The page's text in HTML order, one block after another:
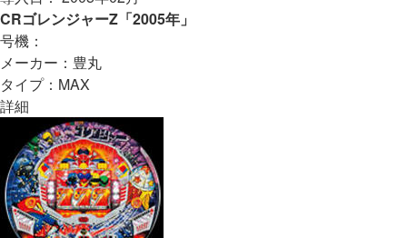
CRゴレンジャーZ「2005年」
号機：
メーカー：豊丸
タイプ：MAX
詳細